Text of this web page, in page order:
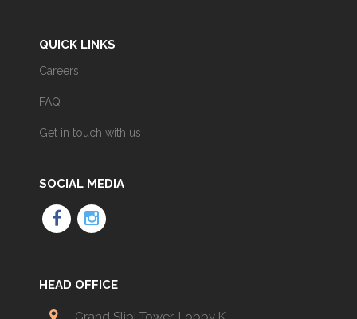
QUICK LINKS
Careers
FAQ
Get in touch with us
SOCIAL MEDIA
HEAD OFFICE